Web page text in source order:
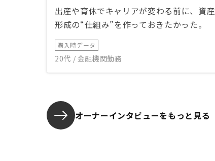
出産や育休でキャリアが変わる前に、資産
形成の“仕組み”を作っておきたかった。
購入時データ
20代 / 金融機関勤務
オーナーインタビューをもっと見る